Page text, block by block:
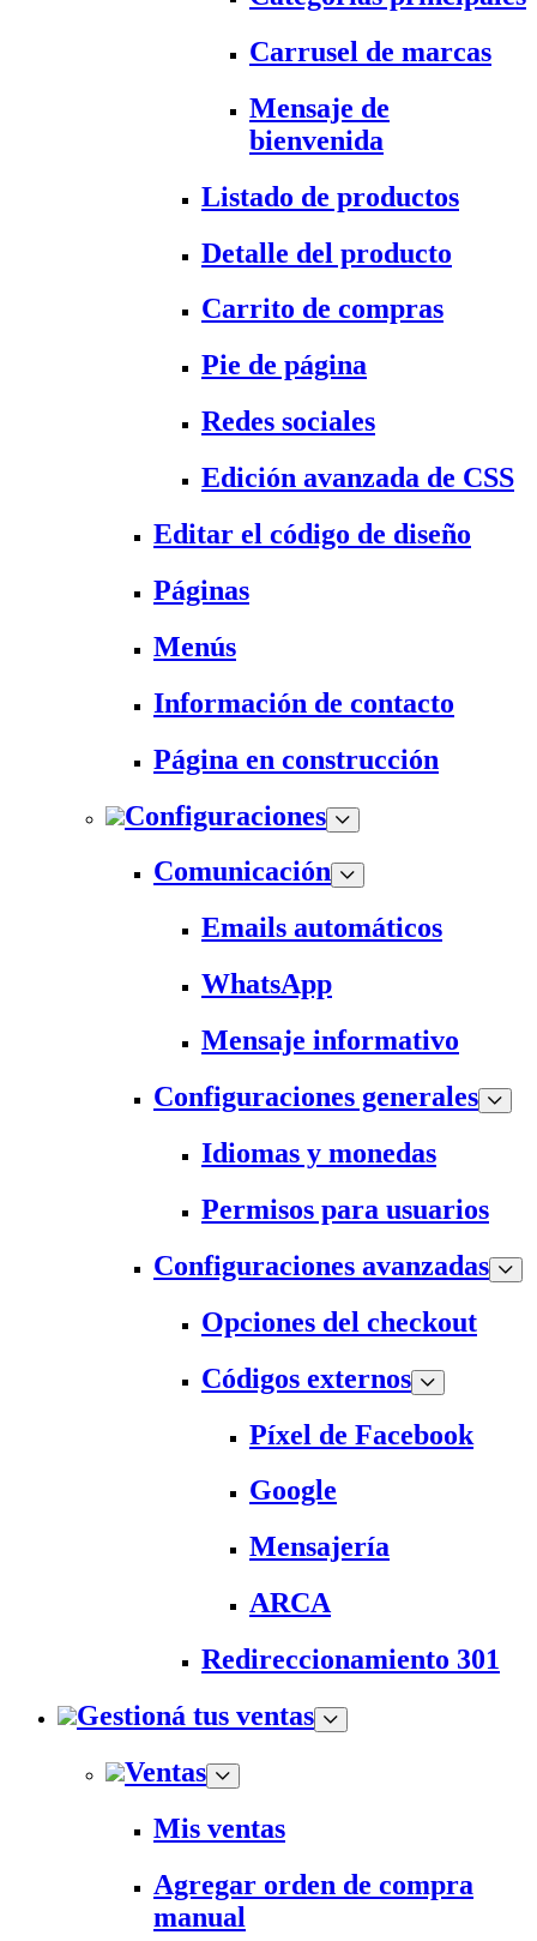
Carrusel de marcas
Mensaje de
bienvenida
Listado de productos
Detalle del producto
Carrito de compras
Pie de página
Redes sociales
Edición avanzada de CSS
Editar el código de diseño
Páginas
Menús
Información de contacto
Página en construcción
Configuraciones
Comunicación
Emails automáticos
WhatsApp
Mensaje informativo
Configuraciones generales
Idiomas y monedas
Permisos para usuarios
Configuraciones avanzadas
Opciones del checkout
Códigos externos
Píxel de Facebook
Google
Mensajería
ARCA
Redireccionamiento 301
Gestioná tus ventas
Ventas
Mis ventas
Agregar orden de compra
manual